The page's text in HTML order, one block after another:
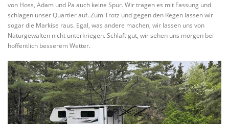
von Hoss, Adam und Pa auch keine Spur. Wir tragen es mit Fassung und
schlagen unser Quartier auf. Zum Trotz und gegen den Regen lassen wir
sogar die Markise raus. Egal, was andere machen, wir lassen uns von
Naturgewalten nicht unterkriegen. Schlaft gut, wir sehen uns morgen bei
hoffentlich besserem Wetter.